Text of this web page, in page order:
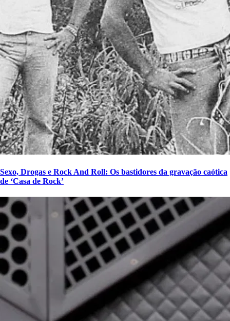
Sexo, Drogas e Rock And Roll: Os bastidores da gravação caótica
de ‘Casa de Rock’